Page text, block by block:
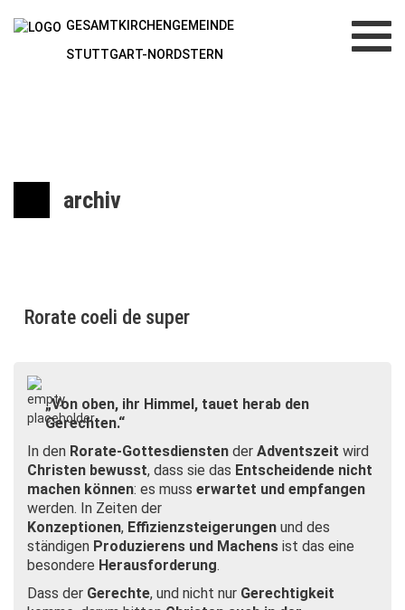
GESAMTKIRCHENGEMEINDE
STUTTGART-NORDSTERN
archiv
Rorate coeli de super
„Von oben, ihr Himmel, tauet herab den
Gerechten.“
In den Rorate-Gottesdiensten der Adventszeit wird
Christen bewusst, dass sie das Entscheidende nicht
machen können: es muss erwartet und empfangen
werden. In Zeiten der
Konzeptionen, Effizienzsteigerungen und des
ständigen Produzierens und Machens ist das eine
besondere Herausforderung.
Dass der Gerechte, und nicht nur Gerechtigkeit